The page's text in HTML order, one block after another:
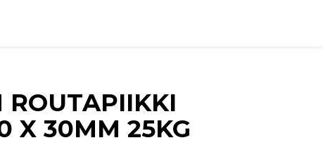
ROUTAPIIKKI
X 30MM 25KG